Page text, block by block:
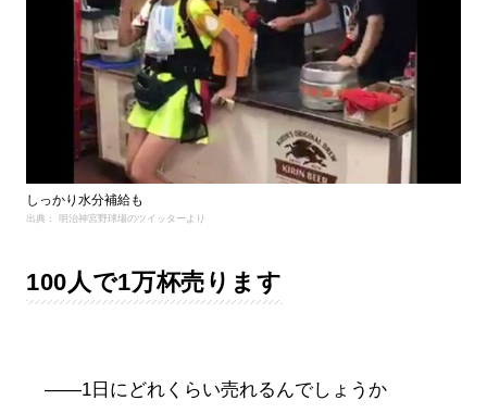
しっかり水分補給も
出典： 明治神宮野球場のツイッターより
100人で1万杯売ります
――1日にどれくらい売れるんでしょうか